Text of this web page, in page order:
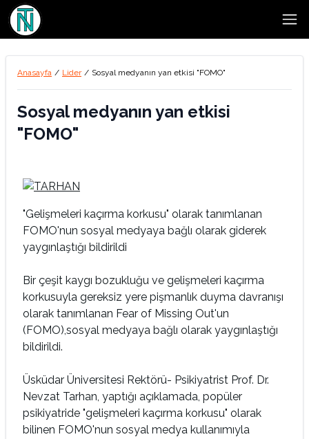
Anasayfa / Lider / Sosyal medyanın yan etkisi "FOMO"
Sosyal medyanın yan etkisi
"FOMO"
"Gelişmeleri kaçırma korkusu" olarak tanımlanan
FOMO'nun sosyal medyaya bağlı olarak giderek
yaygınlaştığı bildirildi
Bir çeşit kaygı bozukluğu ve gelişmeleri kaçırma
korkusuyla gereksiz yere pişmanlık duyma davranışı
olarak tanımlanan Fear of Missing Out'un
(FOMO),sosyal medyaya bağlı olarak yaygınlaştığı
bildirildi.
Üsküdar Üniversitesi Rektörü- Psikiyatrist Prof. Dr.
Nevzat Tarhan, yaptığı açıklamada, popüler
psikiyatride "gelişmeleri kaçırma korkusu" olarak
bilinen FOMO'nun sosyal medya kullanımıyla